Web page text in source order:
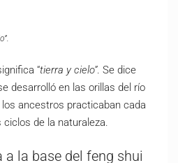
“tierra y cielo”. Se dice
desarrolló en las orillas del río
ancestros practicaban cada
de la naturaleza.
la base del feng shui